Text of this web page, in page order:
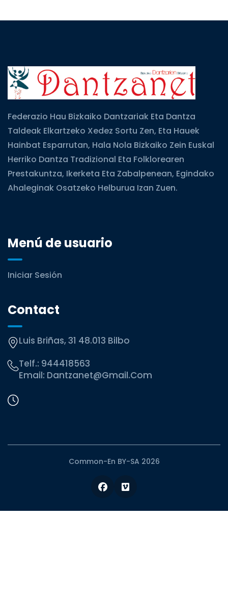
Federazio Hau Bizkaiko Dantzariak Eta Dantza
Taldeak Elkartzeko Xedez Sortu Zen, Eta Hauek
Hainbat Esparrutan, Hala Nola Bizkaiko Zein Euskal
Herriko Dantza Tradizional Eta Folklorearen
Prestakuntza, Ikerketa Eta Zabalpenean, Egindako
Ahaleginak Osatzeko Helburua Izan Zuen.
Menú de usuario
Iniciar Sesión
Contact
Luis Briñas, 31 48.013 Bilbo
Telf.: 944418563
Email: Dantzanet@gmail.com
Common-En BY-SA 2026
Facebook
Vimeo